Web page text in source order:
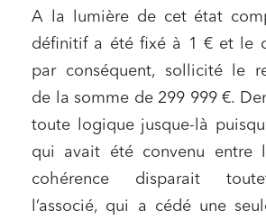
A la lumière de cet état
définitif a été fixé à 1 € et le
par conséquent, sollicité le
de la somme de 299 999 €.
toute logique jusque-là
qui avait été convenu entre
cohérence disparait
l’associé, qui a cédé une